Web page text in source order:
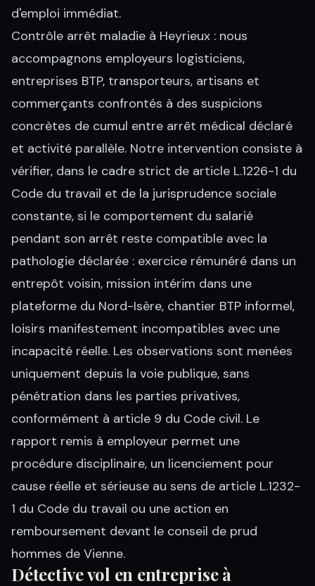
d'emploi immédiat.
Contrôle arrêt maladie à Heyrieux : nous
accompagnons employeurs logisticiens,
entreprises BTP, transporteurs, artisans et
commerçants confrontés à des suspicions
concrètes de cumul entre arrêt médical déclaré
et activité parallèle. Notre intervention consiste à
vérifier, dans le cadre strict de article L.1226-1 du
Code du travail et de la jurisprudence sociale
constante, si le comportement du salarié
pendant son arrêt reste compatible avec la
pathologie déclarée : exercice rémunéré dans un
entrepôt voisin, mission intérim dans une
plateforme du Nord-Isère, chantier BTP informel,
loisirs manifestement incompatibles avec une
incapacité réelle. Les observations sont menées
uniquement depuis la voie publique, sans
pénétration dans les parties privatives,
conformément à article 9 du Code civil. Le
rapport remis à employeur permet une
procédure disciplinaire, un licenciement pour
cause réelle et sérieuse au sens de article L.1232-
1 du Code du travail ou une action en
remboursement devant le conseil de prud
hommes de Vienne.
Détective vol en entreprise à